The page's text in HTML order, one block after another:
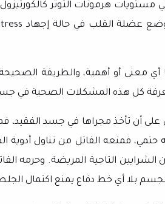
مستويات هرمونات التوتر
عضلة القلب في حالة إجهاد
أي معنى أو أهمية، والطريقة
كل هذه المشكلات الصحية في
على أن تأخذ مجراها في جسد الفقيد،
فمنعه القاتل من تناول أدوية
الشرايين التاجية المريضة. وحرمه
بلا أي خط دفاع يمنع اكتمال